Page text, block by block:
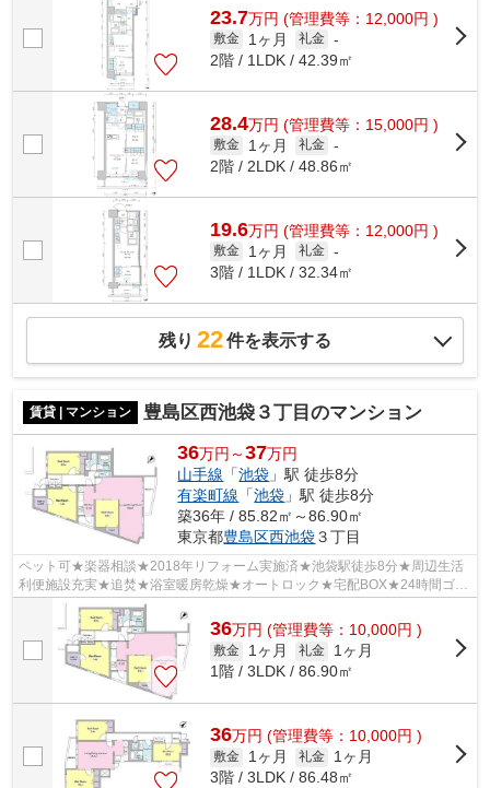
23.7万円 (管理費等：12,000円 )
敷金 1ヶ月 礼金 -
2階 / 1LDK / 42.39㎡
28.4万円 (管理費等：15,000円 )
敷金 1ヶ月 礼金 -
2階 / 2LDK / 48.86㎡
19.6万円 (管理費等：12,000円 )
敷金 1ヶ月 礼金 -
3階 / 1LDK / 32.34㎡
残り 22件を表示する
賃貸 | マンション 豊島区西池袋３丁目のマンション
36万円～37万円
山手線 「池袋 」駅 徒歩8分
有楽町線 「池袋 」駅 徒歩8分
築36年 / 85.82㎡～86.90㎡
東京都豊島区西池袋３丁目
ペット可★楽器相談★2018年リフォーム実施済★池袋駅徒歩8分★周辺生活
利便施設充実★追焚★浴室暖房乾燥★オートロック★宅配BOX★24時間ゴミ
出し可★
36万円 (管理費等：10,000円 )
敷金 1ヶ月 礼金
1ヶ月
1階 / 3LDK / 86.90㎡
36万円 (管理費等：10,000円 )
敷金 1ヶ月 礼金
1ヶ月
3階 / 3LDK / 86.48㎡